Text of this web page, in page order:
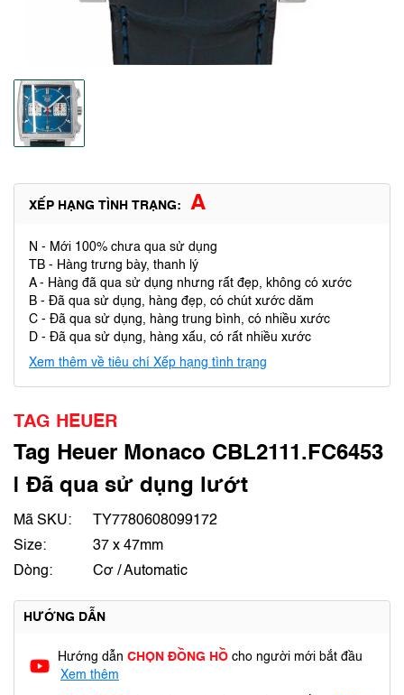
XẾP HẠNG TÌNH TRẠNG: A
N - Mới 100% chưa qua sử dụng
TB - Hàng trưng bày, thanh lý
A - Hàng đã qua sử dụng nhưng rất đẹp, không có xước
B - Đã qua sử dụng, hàng đẹp, có chút xước dăm
C - Đã qua sử dụng, hàng trung bình, có nhiều xước
D - Đã qua sử dụng, hàng xấu, có rất nhiều xước
Xem thêm về tiêu chí Xếp hạng tình trạng
TAG HEUER
Tag Heuer Monaco CBL2111.FC6453
| Đã qua sử dụng lướt
Mã SKU:
TY7780608099172
Size:
37 x 47mm
Dòng:
Cơ / Automatic
HƯỚNG DẪN
Hướng dẫn CHỌN ĐỒNG HỒ cho người mới bắt đầu
Xem thêm